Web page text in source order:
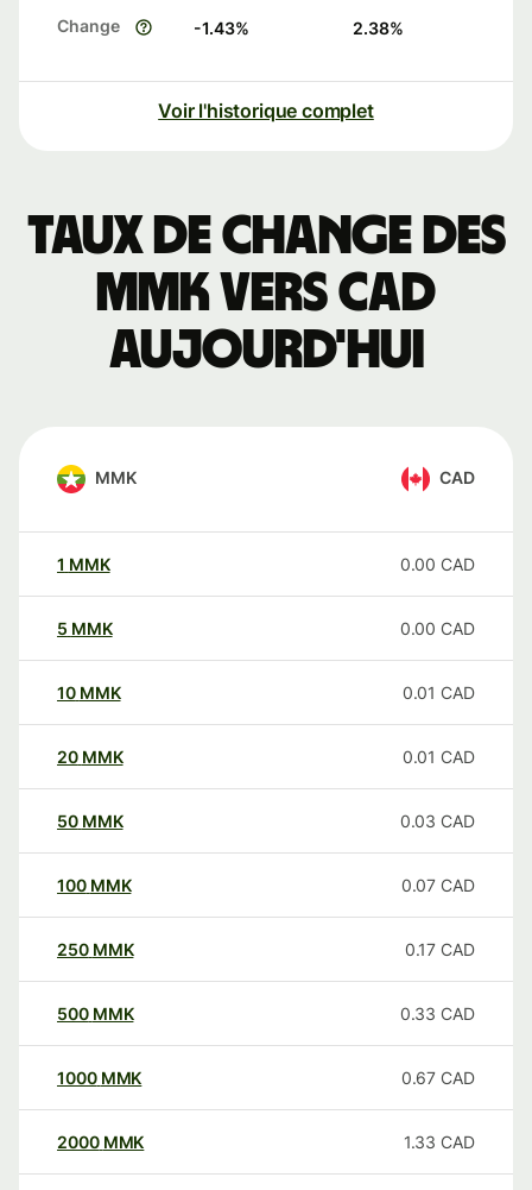
Change -1.43% 2.38%
Voir l'historique complet
Taux de change des
MMK vers CAD
aujourd'hui
MMK CAD
1 MMK 0.00 CAD
5 MMK 0.00 CAD
10 MMK 0.01 CAD
20 MMK 0.01 CAD
50 MMK 0.03 CAD
100 MMK 0.07 CAD
250 MMK 0.17 CAD
500 MMK 0.33 CAD
1000 MMK 0.67 CAD
2000 MMK 1.33 CAD